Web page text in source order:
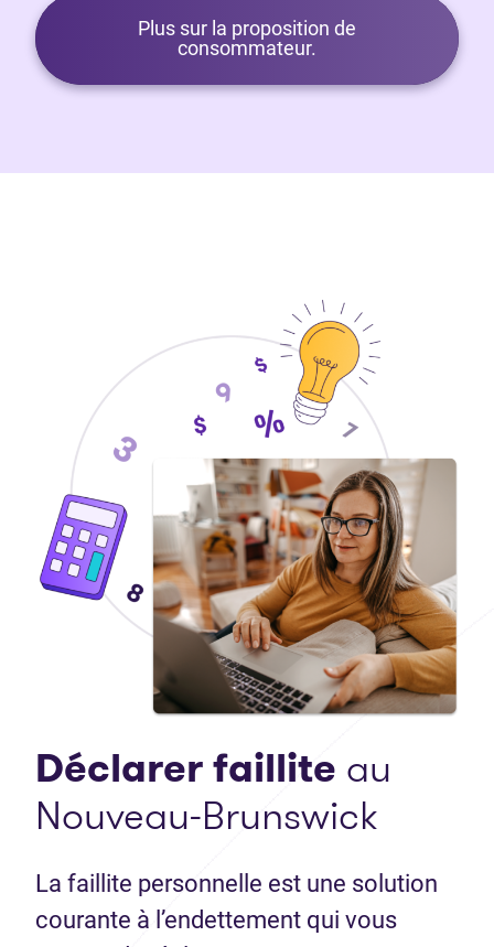
Plus sur la proposition de
consommateur.
Déclarer faillite au
Nouveau-Brunswick
La faillite personnelle est une solution
courante à l’endettement qui vous